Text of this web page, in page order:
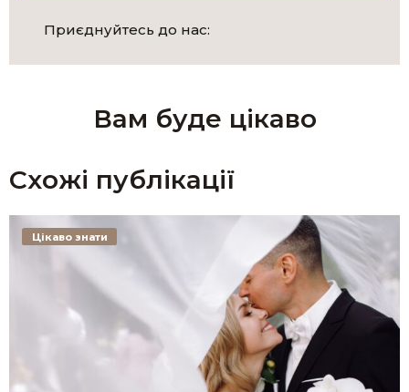
Приєднуйтесь до нас:
Вам буде цікаво
Схожі публікації
Цікаво знати